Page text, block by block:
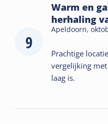
9
Warm en
herhaling
Apeldoorn,
Prachtige
vergelijking
laag is.